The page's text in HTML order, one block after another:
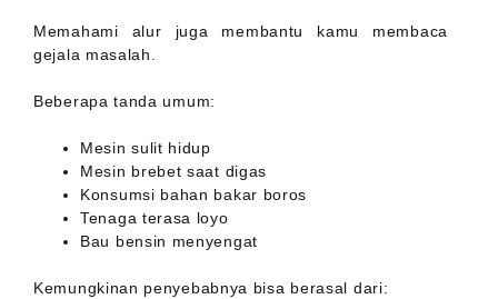
Memahami alur juga membantu kamu membaca
gejala masalah.
Beberapa tanda umum:
Mesin sulit hidup
Mesin brebet saat digas
Konsumsi bahan bakar boros
Tenaga terasa loyo
Bau bensin menyengat
Kemungkinan penyebabnya bisa berasal dari: